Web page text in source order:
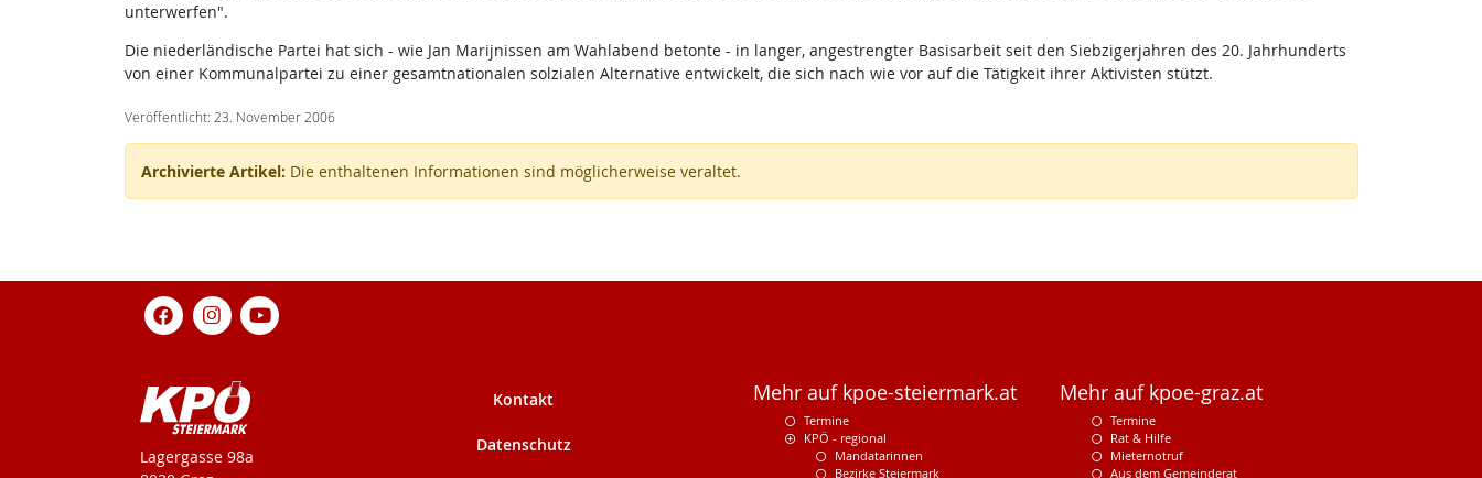
unterwerfen".
Die niederländische Partei hat sich - wie Jan Marijnissen am Wahlabend betonte - in langer, angestrengter Basisarbeit seit den Siebzigerjahren des 20. Jahrhunderts
von einer Kommunalpartei zu einer gesamtnationalen solzialen Alternative entwickelt, die sich nach wie vor auf die Tätigkeit ihrer Aktivisten stützt.
Veröffentlicht: 23. November 2006
Archivierte Artikel: Die enthaltenen Informationen sind möglicherweise veraltet.
KPÖ-Steiermark
Lagergasse 98a
Kontakt
Datenschutz
Mehr auf kpoe-steiermark.at
Termine
KPÖ - regional
Mandatarinnen
Bezirke Steiermark
Mehr auf kpoe-graz.at
Termine
Rat & Hilfe
Mieternotruf
Aus dem Gemeinderat